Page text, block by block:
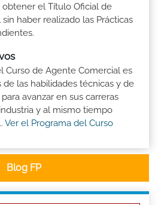
el Título Oficial de
haber realizado las Prácticas
Curso de Agente Comercial es
las habilidades técnicas y de
avanzar en sus carreras
y al mismo tiempo
Ver el Programa del Curso
Blog FP